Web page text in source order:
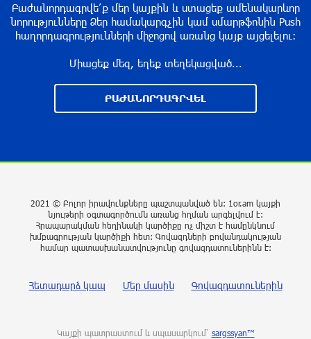
«Ռեալի» հետ․ պաշտոնական
9 ժամ առաջ
Սպասվում է քամու ուժգնացում, ամպրոպ․
եղանակը՝ օգոստոսի 7-ից 11-ին
հարևանությամբ գտնվող աղբավայրում.
10 ժամ առաջ
Հնդկաստանի և Իսրայելի վարչապետները
10 ժամ առաջ
Մալաթիա-Սեբաստիա վարչական շրջանում
Բաժանորդագրվե՛ք մեր կայքին և ստացեք ամենակարևոր
նորությունները Ձեր համակարգչին կամ սմարթֆոնին Push
հաղորդագրությունների միջոցով առանց կայք այցելելու։
Միացեք մեզ, եղեք տեղեկացված...
ԲԱԺԱՆՈՐԴԱԳՐՎԵԼ
2021 © Բոլոր իրավունքները պաշտպանված են: 1or.am կայքի
նյութերի օգտագործումն առանց հղման արգելվում է:
Հրապարակման հեղինակի կարծիքը ոչ միշտ է համընկնում
խմբագրության կարծիքի հետ: Գովազդների բովանդակության
համար պատասխանատվությունը գովազդատուներինն է:
Հետադարձ կապ Մեր մասին Գովազդատուներին
Կայքի պատրաստում և սպասարկում՝ sargssyan™